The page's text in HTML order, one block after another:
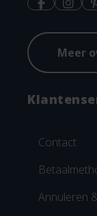
Meer
Contact
Annuleren